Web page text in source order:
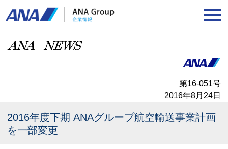
第16‐051号
2016年8月24日
2016年度下期 ANAグループ航空輸送事業計画
を一部変更